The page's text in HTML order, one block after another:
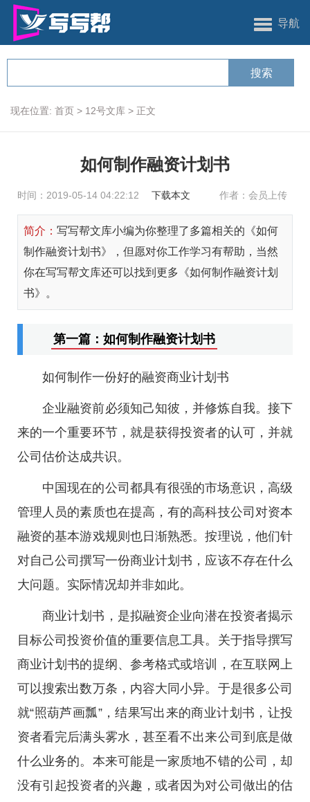
导航
现在位置: 首页 > 12号文库 > 正文
如何制作融资计划书
时间：2019-05-14 04:22:12 下载本文 作者：会员上传
简介： 写写帮文库小编为你整理了多篇相关的《如何
制作融资计划书》，但愿对你工作学习有帮助，当然
你在写写帮文库还可以找到更多《如何制作融资计划
书》。
第一篇：如何制作融资计划书
如何制作一份好的融资商业计划书
企业融资前必须知己知彼，并修炼自我。接下
来的一个重要环节，就是获得投资者的认可，并就
公司估价达成共识。
中国现在的公司都具有很强的市场意识，高级
管理人员的素质也在提高，有的高科技公司对资本
融资的基本游戏规则也日渐熟悉。按理说，他们针
对自己公司撰写一份商业计划书，应该不存在什么
大问题。实际情况却并非如此。
商业计划书，是拟融资企业向潜在投资者揭示
目标公司投资价值的重要信息工具。关于指导撰写
商业计划书的提纲、参考格式或培训，在互联网上
可以搜索出数万条，内容大同小异。于是很多公司
就“照葫芦画瓢”，结果写出来的商业计划书，让投
资者看完后满头雾水，甚至看不出来公司到底是做
什么业务的。本来可能是一家质地不错的公司，却
没有引起投资者的兴趣，或者因为对公司做出的估